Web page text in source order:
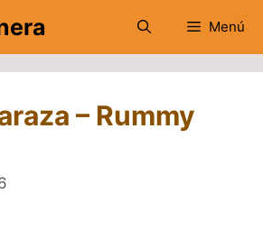
Menú
– Rummy